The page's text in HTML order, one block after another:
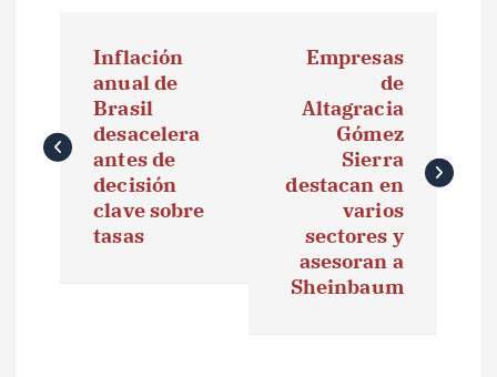
v
e
Inflación
anual de
Brasil
desacelera
antes de
decisión
clave sobre
tasas
Empresas
de
Altagracia
Gómez
Sierra
destacan en
varios
sectores y
asesoran a
Sheinbaum